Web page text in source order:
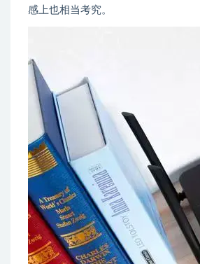
感上也相当考究。